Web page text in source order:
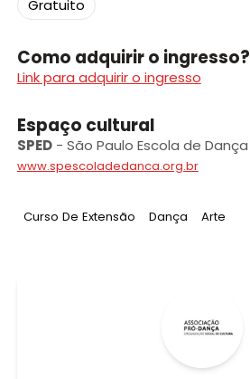
Gratuito
Como adquirir o ingresso?
Link para adquirir o ingresso
Espaço cultural
SPED- São Paulo Escola de Dança
www.spescoladedanca.org.br
Tag:
Curso De Extensão Tag:
Dança Tag:
Arte